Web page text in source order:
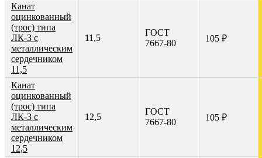
Канат
оцинкованный
(трос) типа
ЛК-3 с
металлическим
сердечником
11,5
11,5
ГОСТ
7667-80
105 ₽
Канат
оцинкованный
(трос) типа
ЛК-3 с
металлическим
сердечником
12,5
12,5
ГОСТ
7667-80
105 ₽